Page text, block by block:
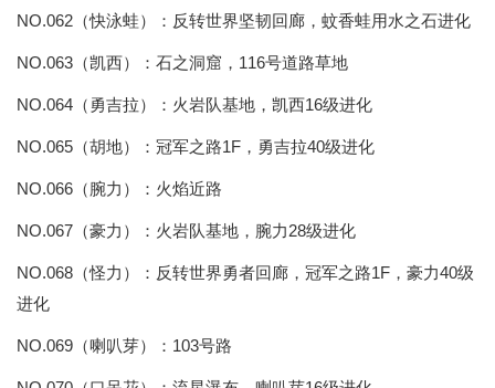
NO.062（快泳蛙）：反转世界坚韧回廊，蚊香蛙用水之石进化
NO.063（凯西）：石之洞窟，116号道路草地
NO.064（勇吉拉）：火岩队基地，凯西16级进化
NO.065（胡地）：冠军之路1F，勇吉拉40级进化
NO.066（腕力）：火焰近路
NO.067（豪力）：火岩队基地，腕力28级进化
NO.068（怪力）：反转世界勇者回廊，冠军之路1F，豪力40级
进化
NO.069（喇叭芽）：103号路